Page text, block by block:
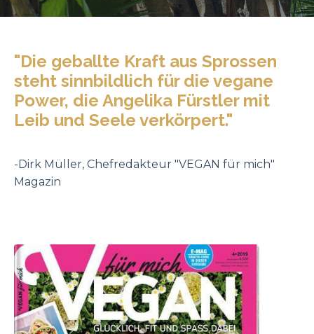
"Die geballte Kraft aus Sprossen
steht sinnbildlich für die vegane
Power, die Angelika Fürstler mit
Leib und Seele verkörpert."
-Dirk Müller, Chefredakteur "VEGAN für mich"
Magazin